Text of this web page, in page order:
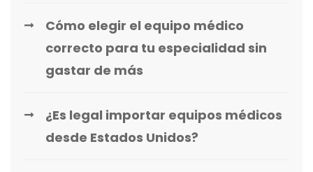
Cómo elegir el equipo médico
correcto para tu especialidad sin
gastar de más
¿Es legal importar equipos médicos
desde Estados Unidos?